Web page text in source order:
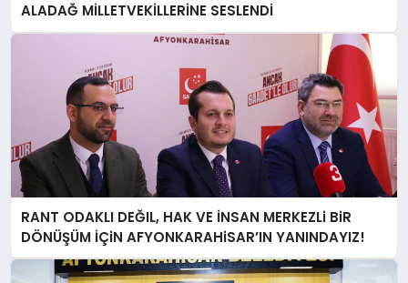
ALADAĞ MİLLETVEKİLLERİNE SESLENDİ
RANT ODAKLI DEĞIL, HAK VE İNSAN MERKEZLi BiR
DÖNÜŞÜM İÇiN AFYONKARAHiSAR’IN YANINDAYIZ!